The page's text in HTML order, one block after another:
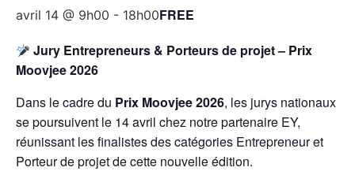
avril 14 @ 9h00 - 18h00FREE
Jury Entrepreneurs & Porteurs de projet – Prix
Moovjee 2026
Dans le cadre du Prix Moovjee 2026, les jurys nationaux
se poursuivent le 14 avril chez notre partenaire EY,
réunissant les finalistes des catégories Entrepreneur et
Porteur de projet de cette nouvelle édition.